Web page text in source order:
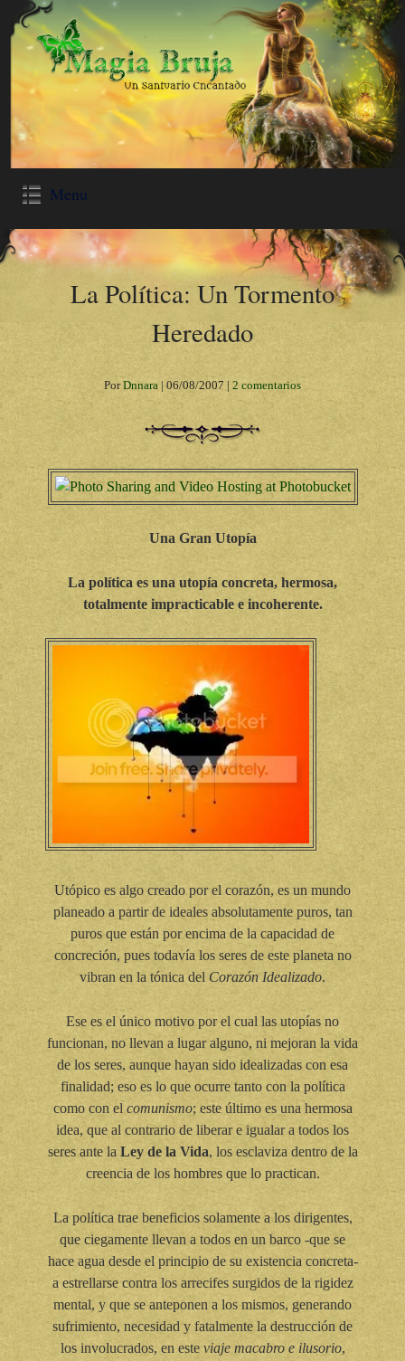
Menu
La Política: Un Tormento
Heredado
PorDnnara | 06/08/2007 | 2 comentarios
Una Gran Utopía
La política es una utopía concreta, hermosa,
totalmente impracticable e incoherente.
Utópico es algo creado por el corazón, es un mundo
planeado a partir de ideales absolutamente puros, tan
puros que están por encima de la capacidad de
concreción, pues todavía los seres de este planeta no
vibran en la tónica del Corazón Idealizado.
Ese es el único motivo por el cual las utopías no
funcionan, no llevan a lugar alguno, ni mejoran la vida
de los seres, aunque hayan sido idealizadas con esa
finalidad; eso es lo que ocurre tanto con la política
como con el comunismo; este último es una hermosa
idea, que al contrario de liberar e igualar a todos los
seres ante la Ley de la Vida, los esclaviza dentro de la
creencia de los hombres que lo practican.
La política trae beneficios solamente a los dirigentes,
que ciegamente llevan a todos en un barco -que se
hace agua desde el principio de su existencia concreta-
a estrellarse contra los arrecifes surgidos de la rigidez
mental, y que se anteponen a los mismos, generando
sufrimiento, necesidad y fatalmente la destrucción de
los involucrados, en este viaje macabro e ilusorio,